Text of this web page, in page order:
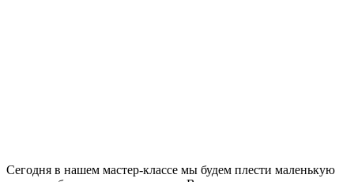
Сегодня в нашем мастер-классе мы будем плести маленькую